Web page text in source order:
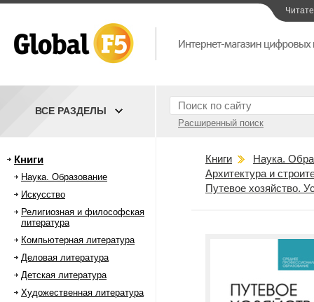
Расширенный поиск
ВСЕ РАЗДЕЛЫ
Книги
Наука. Образование
Искусство
Религиозная и философская
литература
Компьютерная литература
Деловая литература
Детская литература
Художественная литература
Книги
Наука.
Архитектура и
Путевое хозяйство.